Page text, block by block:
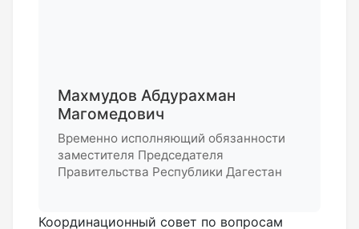
Махмудов Абдурахман
Магомедович
Временно исполняющий обязанности
заместителя Председателя
Правительства Республики Дагестан
Координационный совет по вопросам